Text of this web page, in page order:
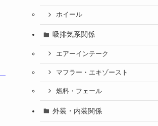
ホイール
吸排気系関係
エアーインテーク
マフラー・エキゾースト
燃料・フェール
外装・内装関係